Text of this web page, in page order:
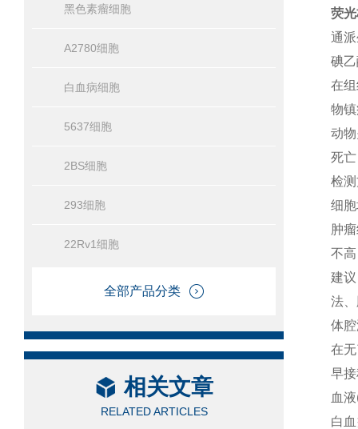
黑色素瘤细胞
A2780细胞
白血病细胞
5637细胞
2BS细胞
293细胞
22Rv1细胞
全部产品分类
相关文章
RELATED ARTICLES
荧
通
碘
在
物
动
死
检
细
肿
不
建
法
体
在
早
血
白